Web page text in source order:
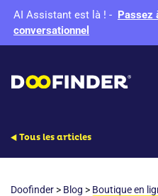
AI Assistant est là ! - Passez
conversationnel
Tous les articles
Doofinder > Blog > Boutique en